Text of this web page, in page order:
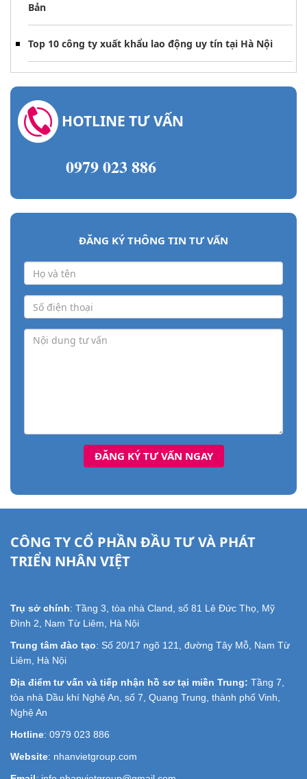
Bản
Top 10 công ty xuất khẩu lao động uy tín tại Hà Nội
HOTLINE TƯ VẤN
0979 023 886
ĐĂNG KÝ THÔNG TIN TƯ VẤN
CÔNG TY CỔ PHẦN ĐẦU TƯ VÀ PHÁT
TRIỂN NHÂN VIỆT
Trụ sở chính: Tầng 3, tòa nhà Cland, số 81 Lê Đức Thọ, Mỹ
Đình 2, Nam Từ Liêm, Hà Nội
Trung tâm đào tạo: Số 20/17 ngõ 121, đường Tây Mỗ, Nam Từ
Liêm, Hà Nội
Địa điểm tư vấn và tiếp nhận hồ sơ tại miền Trung: Tầng 7,
tòa nhà Dầu khí Nghệ An, số 7, Quang Trung, thành phố Vinh,
Nghệ An
Hotline: 0979 023 886
Website: nhanvietgroup.com